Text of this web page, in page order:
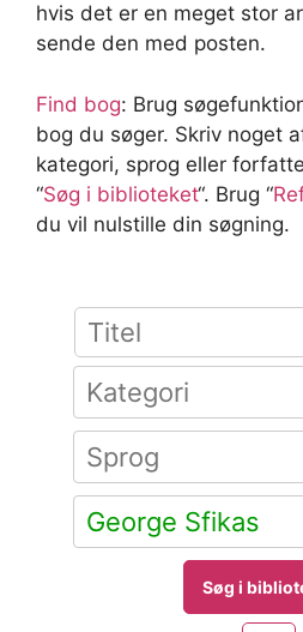
hvis det er en meget stor
sende den med posten.
Find bog: Brug
bog du søger. Skriv noget
kategori, sprog eller
“Søg i biblioteket“. Brug “
du vil nulstille din søgning.
George Sfikas